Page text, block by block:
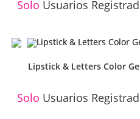
Solo Usuarios
Lipstick & Letters Color
Solo Usuarios